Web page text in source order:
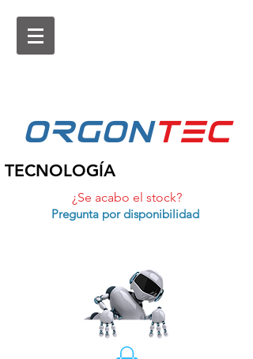
ORGONtEc
TECNOLOGÍA
¿Se acabo el stock?
Pregunta por disponibilidad